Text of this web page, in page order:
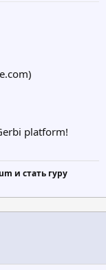
platform!
и стать гуру